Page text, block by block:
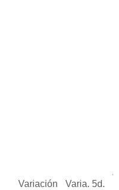
Variación Varia. 5d.